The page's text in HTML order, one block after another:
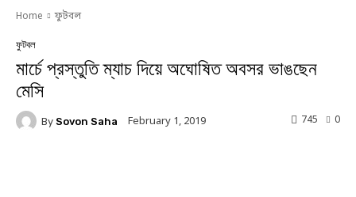
Home ফুটবল
ফুটবল
মার্চে প্রস্তুতি ম্যাচ দিয়ে অঘোষিত অবসর ভাঙছেন
মেসি
By Sovon Saha February 1, 2019 0
745